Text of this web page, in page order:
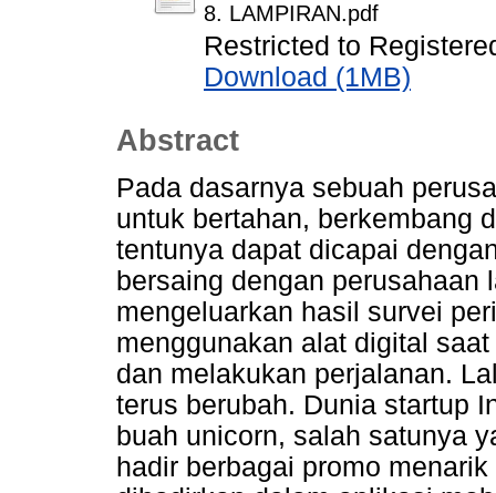
8. LAMPIRAN.pdf
Restricted to
Download (1MB)
Abstract
Pada dasarnya sebuah
untuk bertahan, berkembang
tentunya dapat dicapai
bersaing dengan perusahaan
mengeluarkan hasil survei
menggunakan alat digital
dan melakukan perjalanan.
terus berubah. Dunia startup
buah unicorn, salah satunya
hadir berbagai promo